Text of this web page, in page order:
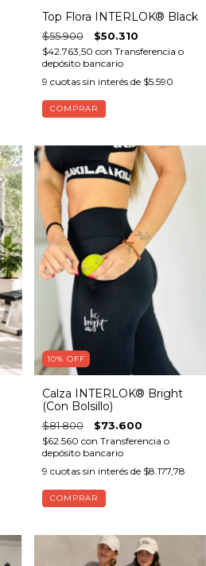
Top Flora INTERLOK® Black
$55.900 $50.310
$42.763,50 con Transferencia o
depósito bancario
9 cuotas sin interés de $5.590
COMPRAR
10% OFF
Calza INTERLOK® Bright
(Con Bolsillo)
$81.800 $73.600
$62.560 con Transferencia o
depósito bancario
9 cuotas sin interés de $8.177,78
COMPRAR